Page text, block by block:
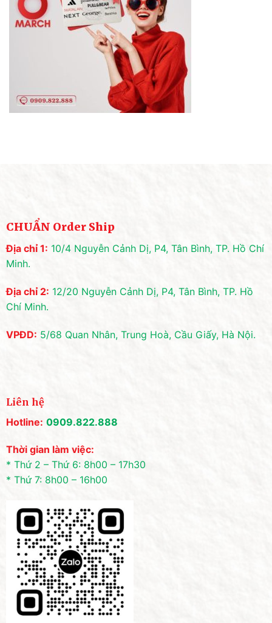
CHUẨN Order Ship
Địa chỉ 1: 10/4 Nguyễn Cảnh Dị, P4, Tân Bình, TP. Hồ Chí
Minh.
Địa chỉ 2: 12/20 Nguyễn Cảnh Dị, P4, Tân Bình, TP. Hồ
Chí Minh.
VPĐD: 5/68 Quan Nhân, Trung Hoà, Cầu Giấy, Hà Nội.
Liên hệ
Hotline: 0909.822.888
Thời gian làm việc:
* Thứ 2 – Thứ 6: 8h00 – 17h30
* Thứ 7: 8h00 – 16h00